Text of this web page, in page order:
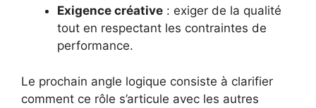
Exigence créative : exiger de la qualité
tout en respectant les contraintes de
performance.
Le prochain angle logique consiste à clarifier
comment ce rôle s’articule avec les autres